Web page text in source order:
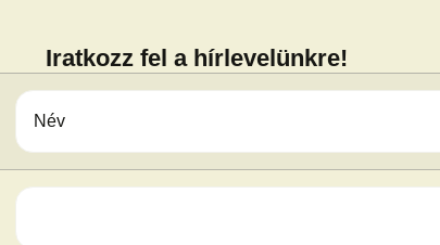
Iratkozz fel a hírlevelünkre!